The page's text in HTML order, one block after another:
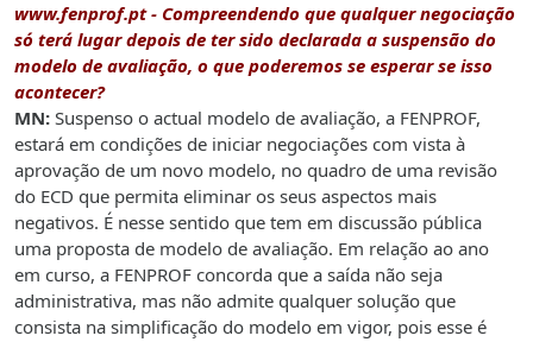
www.fenprof.pt- Compreendendo que qualquer negociação
só terá lugar depois de ter sido declarada a suspensão do
modelo de avaliação, o que poderemos se esperar se isso
acontecer?
MN: Suspenso o actual modelo de avaliação, a FENPROF,
estará em condições de iniciar negociações com vista à
aprovação de um novo modelo, no quadro de uma revisão
do ECD que permita eliminar os seus aspectos mais
negativos. É nesse sentido que tem em discussão pública
uma proposta de modelo de avaliação. Em relação ao ano
em curso, a FENPROF concorda que a saída não seja
administrativa, mas não admite qualquer solução que
consista na simplificação do modelo em vigor, pois esse é